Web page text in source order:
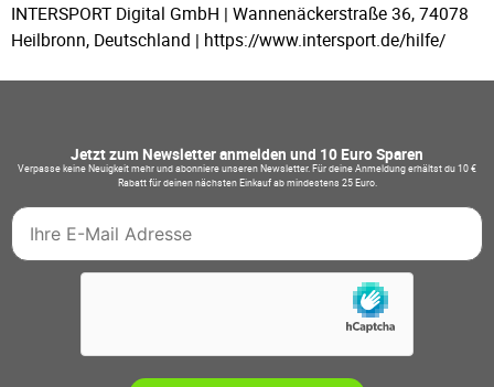
INTERSPORT Digital GmbH | Wannenäckerstraße 36, 74078
Heilbronn, Deutschland | https://www.intersport.de/hilfe/
Jetzt zum Newsletter anmelden und 10 Euro Sparen
Verpasse keine Neuigkeit mehr und abonniere unseren Newsletter. Für deine Anmeldung erhältst du 10 €
Rabatt für deinen nächsten Einkauf ab mindestens 25 Euro.